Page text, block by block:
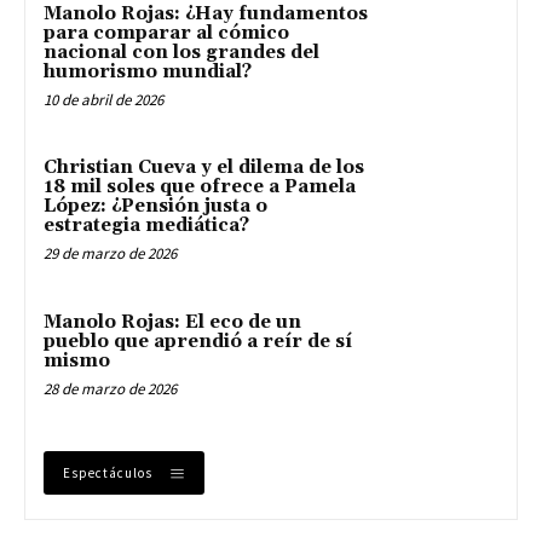
Manolo Rojas: ¿Hay fundamentos
para comparar al cómico
nacional con los grandes del
humorismo mundial?
10 de abril de 2026
Christian Cueva y el dilema de los
18 mil soles que ofrece a Pamela
López: ¿Pensión justa o
estrategia mediática?
29 de marzo de 2026
Manolo Rojas: El eco de un
pueblo que aprendió a reír de sí
mismo
28 de marzo de 2026
Espectáculos